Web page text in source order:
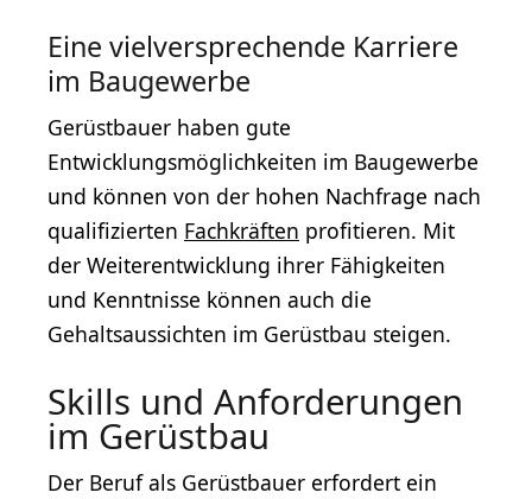
Eine vielversprechende Karriere
im Baugewerbe
Gerüstbauer haben gute
Entwicklungsmöglichkeiten im Baugewerbe
und können von der hohen Nachfrage nach
qualifizierten Fachkräften profitieren. Mit
der Weiterentwicklung ihrer Fähigkeiten
und Kenntnisse können auch die
Gehaltsaussichten im Gerüstbau steigen.
Skills und Anforderungen
im Gerüstbau
Der Beruf als Gerüstbauer erfordert ein